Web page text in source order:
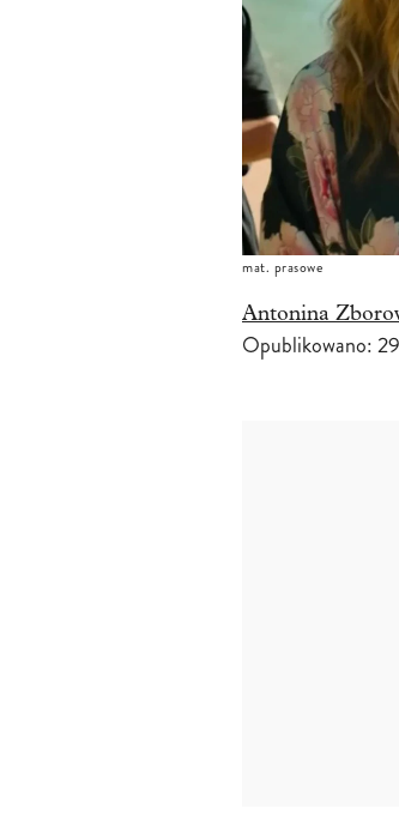
mat. prasowe
Antonina
Opublikowano: